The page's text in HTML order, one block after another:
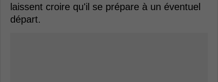
laissent croire qu'il se prépare à un éventuel
départ.